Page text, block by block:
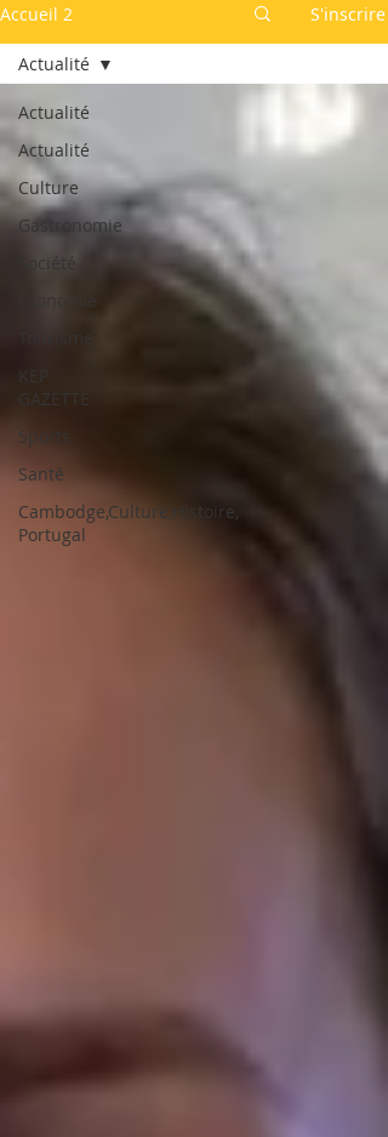
Accueil 2 S'inscrire
Actualité
Actualité
Culture
Gastronomie
Société
Economie
Tourisme
KEP
GAZETTE
Sports
Santé
Cambodge,Culture,Histoire,
Portugal
Actualité